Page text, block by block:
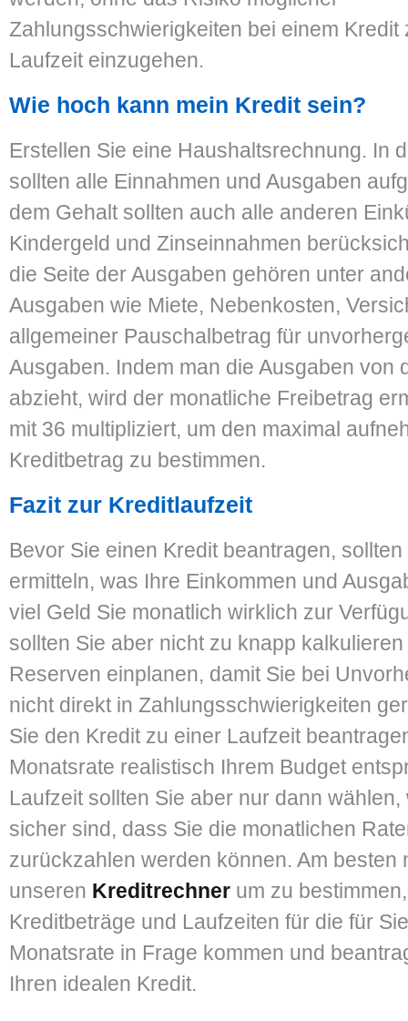
Zahlungsschwierigkeiten bei einem Kredit
Laufzeit einzugehen.
Wie hoch kann mein Kredit sein?
Erstellen Sie eine Haushaltsrechnung. In
sollten alle Einnahmen und Ausgaben
dem Gehalt sollten auch alle anderen
Kindergeld und Zinseinnahmen
die Seite der Ausgaben gehören unter
Ausgaben wie Miete, Nebenkosten,
allgemeiner Pauschalbetrag für
Ausgaben. Indem man die Ausgaben von
abzieht, wird der monatliche Freibetrag
mit 36 multipliziert, um den maximal
Kreditbetrag zu bestimmen.
Fazit zur Kreditlaufzeit
Bevor Sie einen Kredit beantragen,
ermitteln, was Ihre Einkommen und
viel Geld Sie monatlich wirklich zur
sollten Sie aber nicht zu knapp
Reserven einplanen, damit Sie bei
nicht direkt in Zahlungsschwierigkeiten
Sie den Kredit zu einer Laufzeit
Monatsrate realistisch Ihrem Budget
Laufzeit sollten Sie aber nur dann
sicher sind, dass Sie die monatlichen
zurückzahlen werden können. Am besten
unseren Kreditrechner um zu
Kreditbeträge und Laufzeiten für die für
Monatsrate in Frage kommen und
Ihren idealen Kredit.